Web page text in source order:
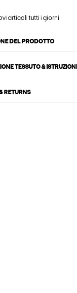
articoli tutti i giorni
DEL PRODOTTO
TESSUTO &
RETURNS